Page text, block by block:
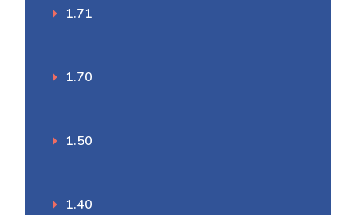
1.71
1.70
1.50
1.40